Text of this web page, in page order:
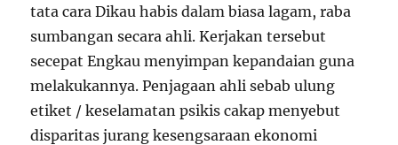
tata cara Dikau habis dalam biasa lagam, raba
sumbangan secara ahli. Kerjakan tersebut
secepat Engkau menyimpan kepandaian guna
melakukannya. Penjagaan ahli sebab ulung
etiket / keselamatan psikis cakap menyebut
disparitas jurang kesengsaraan ekonomi